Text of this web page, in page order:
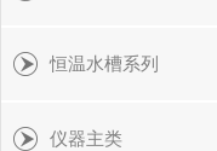
恒温水槽系列
仪器主类